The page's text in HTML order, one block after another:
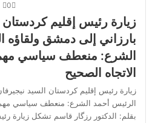
0
زيارة رئيس إقليم كردستان
بارزاني إلى دمشق ولقاؤه
الشرع: منعطف سياسي
الاتجاه الصحيح
زيارة رئيس إقليم كردستان السيد
الرئيس أحمد الشرع: منعطف سياسي
بقلم: الدكتور رزگار قاسم تشكل زيارة